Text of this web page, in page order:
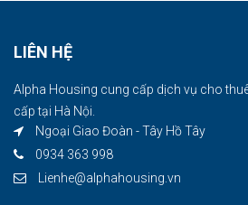
LIÊN HỆ
Alpha Housing cung cấp dịch vụ cho
cấp tại Hà Nội.
Ngoại Giao Đoàn - Tây Hồ Tây
0934 363 998
Lienhe@alphahousing.vn